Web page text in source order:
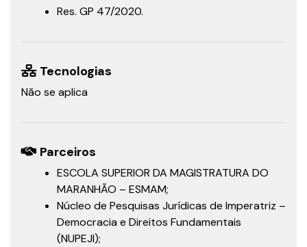
Res. GP 47/2020.
Tecnologias
Não se aplica
Parceiros
ESCOLA SUPERIOR DA MAGISTRATURA DO
MARANHÃO – ESMAM;
Núcleo de Pesquisas Jurídicas de Imperatriz –
Democracia e Direitos Fundamentais
(NUPEJI);